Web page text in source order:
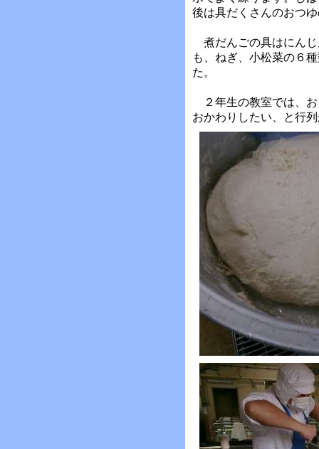
後は具だくさんのおつ
煮だんごの具はにんじ
も、ねぎ、小松菜の６
た。
２年生の教室では、お
おかわりしたい、と行